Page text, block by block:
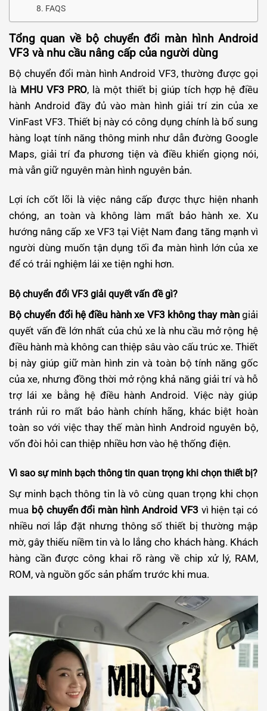
FAQS
Tổng quan về bộ chuyển đổi màn hình Android
VF3 và nhu cầu nâng cấp của người dùng
Bộ chuyển đổi màn hình Android VF3, thường được gọi
là MHU VF3 PRO, là một thiết bị giúp tích hợp hệ điều
hành Android đầy đủ vào màn hình giải trí zin của xe
VinFast VF3. Thiết bị này có công dụng chính là bổ sung
hàng loạt tính năng thông minh như dẫn đường Google
Maps, giải trí đa phương tiện và điều khiển giọng nói,
mà vẫn giữ nguyên màn hình nguyên bản.
Lợi ích cốt lõi là việc nâng cấp được thực hiện nhanh
chóng, an toàn và không làm mất bảo hành xe. Xu
hướng nâng cấp xe VF3 tại Việt Nam đang tăng mạnh vì
người dùng muốn tận dụng tối đa màn hình lớn của xe
để có trải nghiệm lái xe tiện nghi hơn.
Bộ chuyển đổi VF3 giải quyết vấn đề gì?
Bộ chuyển đổi hệ điều hành xe VF3 không thay màngiải
quyết vấn đề lớn nhất của chủ xe là nhu cầu mở rộng hệ
điều hành mà không can thiệp sâu vào cấu trúc xe. Thiết
bị này giúp giữ màn hình zin và toàn bộ tính năng gốc
của xe, nhưng đồng thời mở rộng khả năng giải trí và hỗ
trợ lái xe bằng hệ điều hành Android. Việc này giúp
tránh rủi ro mất bảo hành chính hãng, khác biệt hoàn
toàn so với việc thay thế màn hình Android nguyên bộ,
vốn đòi hỏi can thiệp nhiều hơn vào hệ thống điện.
Vì sao sự minh bạch thông tin quan trọng khi chọn thiết bị?
Sự minh bạch thông tin là vô cùng quan trọng khi chọn
mua bộ chuyển đổi màn hình Android VF3 vì hiện tại có
nhiều nơi lắp đặt nhưng thông số thiết bị thường mập
mờ, gây thiếu niềm tin và lo lắng cho khách hàng. Khách
hàng cần được công khai rõ ràng về chip xử lý, RAM,
ROM, và nguồn gốc sản phẩm trước khi mua.